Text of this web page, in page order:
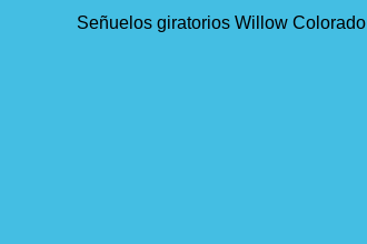
Señuelos giratorios Willow Colorado